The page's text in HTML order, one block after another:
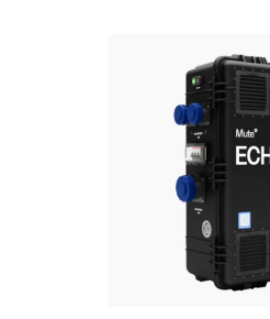
Station
transportable
(1)
Avgaz (100LL
(0)